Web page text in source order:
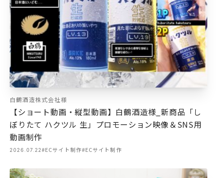
白鶴酒造株式会社様
【ショート動画・縦型動画】白鶴酒造様_新商品「し
ぼりたて ハクツル 生」プロモーション映像＆SNS用
動画制作
2026.07.22#ECサイト制作#ECサイト制作